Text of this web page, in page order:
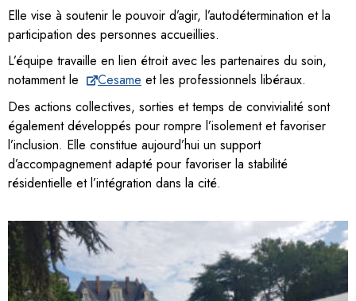
Elle vise à soutenir le pouvoir d’agir, l’autodétermination et la
participation des personnes accueillies.
L’équipe travaille en lien étroit avec les partenaires du soin,
notamment le
Cesame et les professionnels libéraux.
Des actions collectives, sorties et temps de convivialité sont
également développés pour rompre l’isolement et favoriser
l’inclusion. Elle constitue aujourd’hui un support
d’accompagnement adapté pour favoriser la stabilité
résidentielle et l’intégration dans la cité.